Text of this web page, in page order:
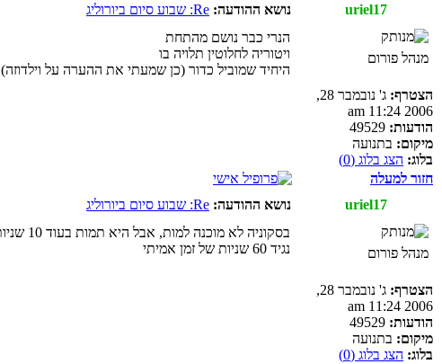
uriel17
נושא ההודעה: Re: שבוע סיום ביורוליג
מנהל פורום
הצטרף:
ג' נובמבר 28,
2006 11:24 am
הודעות:
מיקום: בתנועה
בלוג: הצג בלוג (0)
הנרי כבר נושם מהתחת
ויטוריה לחלוטין תלויה בו
היחיד שמוביל כדור (כן שמעתי את ההערה על וילדוזה)
חזור למעלה
uriel17
נושא ההודעה: Re: שבוע סיום ביורוליג
מנהל פורום
הצטרף:
ג' נובמבר 28,
2006 11:24 am
הודעות:
מיקום: בתנועה
בלוג: הצג בלוג (0)
בסקוניה לא מוכנה למות, אבל היא תמות בעוד 10 שניות משחק
נגיד 60 שניות של זמן אמיתי